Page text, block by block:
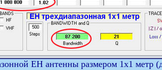
ЕН антенны размером 1х1 метр